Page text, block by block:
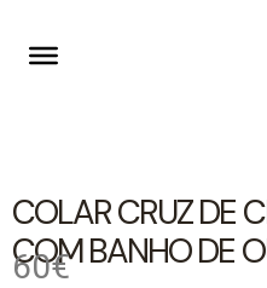
COLAR CRUZ DE
COM BANHO DE
60€